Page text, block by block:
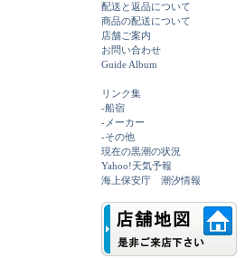
配送と返品について
商品の配送について
店舗ご案内
お問い合わせ
Guide Album
リンク集
-船宿
-メーカー
-その他
現在の黒潮の状況
Yahoo!天気予報
海上保安庁 潮汐情報